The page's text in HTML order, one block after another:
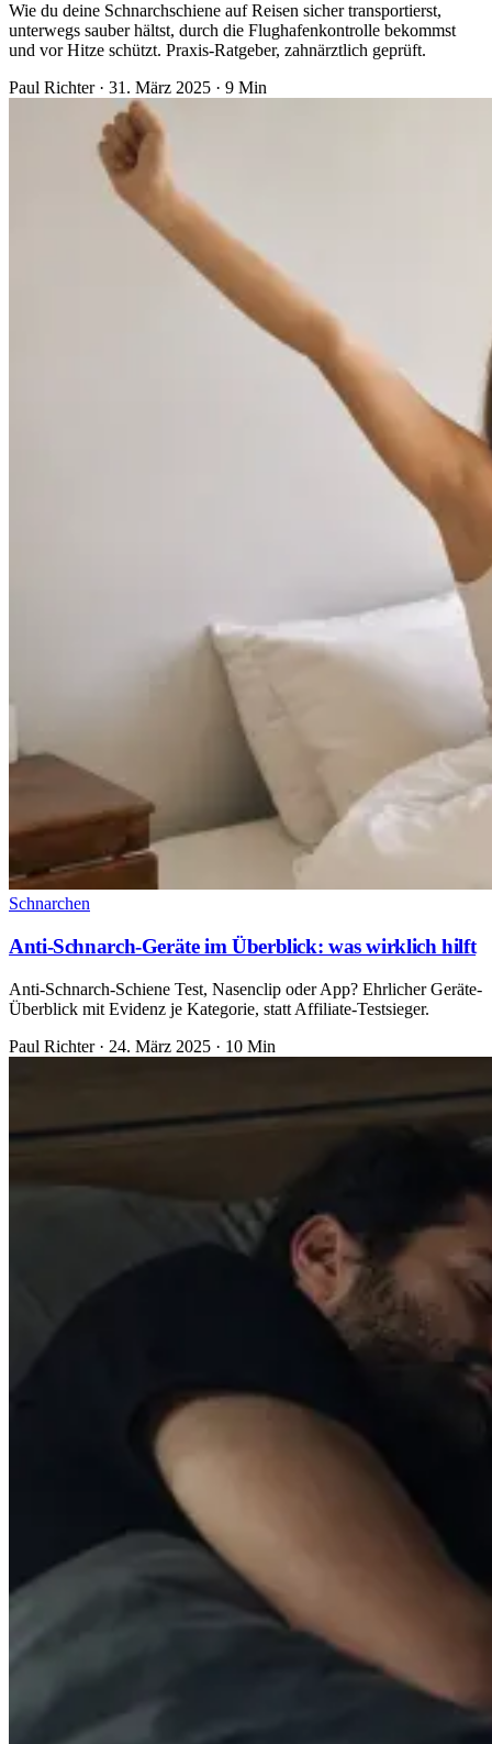
Wie du deine Schnarchschiene auf Reisen sicher transportierst,
unterwegs sauber hältst, durch die Flughafenkontrolle bekommst
und vor Hitze schützt. Praxis-Ratgeber, zahnärztlich geprüft.
Paul Richter · 31. März 2025 · 9 Min
Schnarchen
Anti-Schnarch-Geräte im Überblick: was wirklich hilft
Anti-Schnarch-Schiene Test, Nasenclip oder App? Ehrlicher Geräte-
Überblick mit Evidenz je Kategorie, statt Affiliate-Testsieger.
Paul Richter · 24. März 2025 · 10 Min